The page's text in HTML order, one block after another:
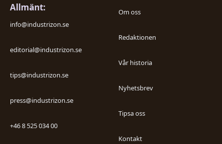
Allmänt:
info@industrizon.se
editorial@industrizon.se
tips@industrizon.se
press@industrizon.se
+46 8 525 034 00
Om oss
Redaktionen
Vår historia
Nyhetsbrev
Tipsa oss
Kontakt